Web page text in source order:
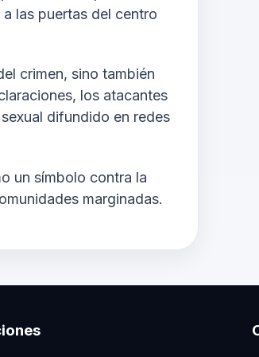
las puertas del centro
crimen, sino también
los atacantes
difundido en redes
un símbolo contra la
marginadas.